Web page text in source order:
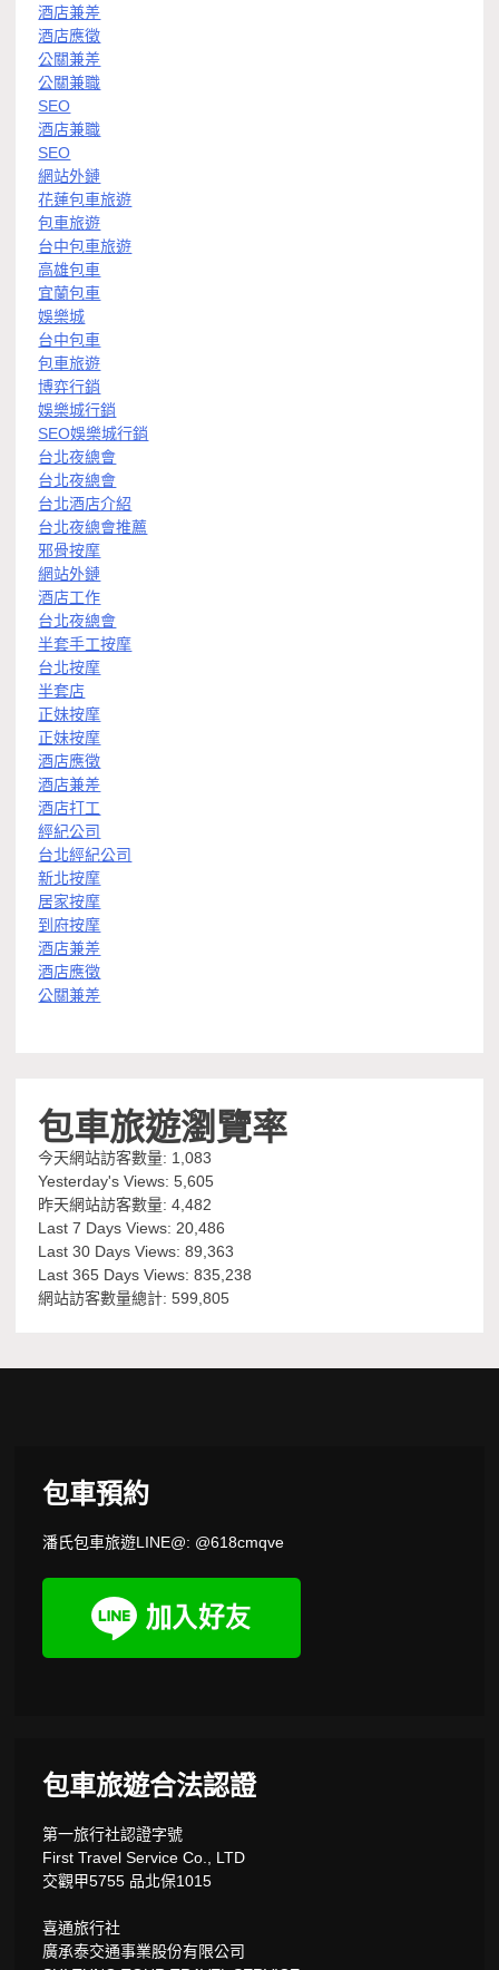
酒店兼差
酒店應徵
公關兼差
公關兼職
SEO
酒店兼職
SEO
網站外鏈
花蓮包車旅遊
包車旅遊
台中包車旅遊
高雄包車
宜蘭包車
娛樂城
台中包車
包車旅遊
博弈行銷
娛樂城行銷
SEO娛樂城行銷
台北夜總會
台北夜總會
台北酒店介紹
台北夜總會推薦
邪骨按摩
網站外鏈
酒店工作
台北夜總會
半套手工按摩
台北按摩
半套店
正妹按摩
正妹按摩
酒店應徵
酒店兼差
酒店打工
經紀公司
台北經紀公司
新北按摩
居家按摩
到府按摩
酒店兼差
酒店應徵
公關兼差
包車旅遊瀏覽率
今天網站訪客數量: 1,083
Yesterday's Views:5,605
昨天網站訪客數量:4,482
Last 7 Days Views:20,486
Last 30 Days Views:89,363
Last 365 Days Views:835,238
網站訪客數量總計:599,805
包車預約
潘氏包車旅遊LINE@: @618cmqve
包車旅遊合法認證
第一旅行社認證字號
First Travel Service Co., LTD
交觀甲5755 品北保1015
喜通旅行社
廣承泰交通事業股份有限公司